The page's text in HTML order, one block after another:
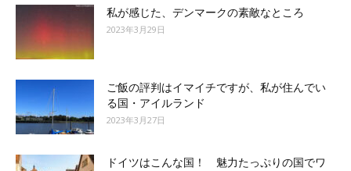
私が感じた、デンマークの素敵なところ
2023年3月29日
ご飯の評判はイマイチですが、私が住んでい
る国・アイルランド
2023年3月27日
ドイツはこんな国！ 魅力たっぷりの国でワ